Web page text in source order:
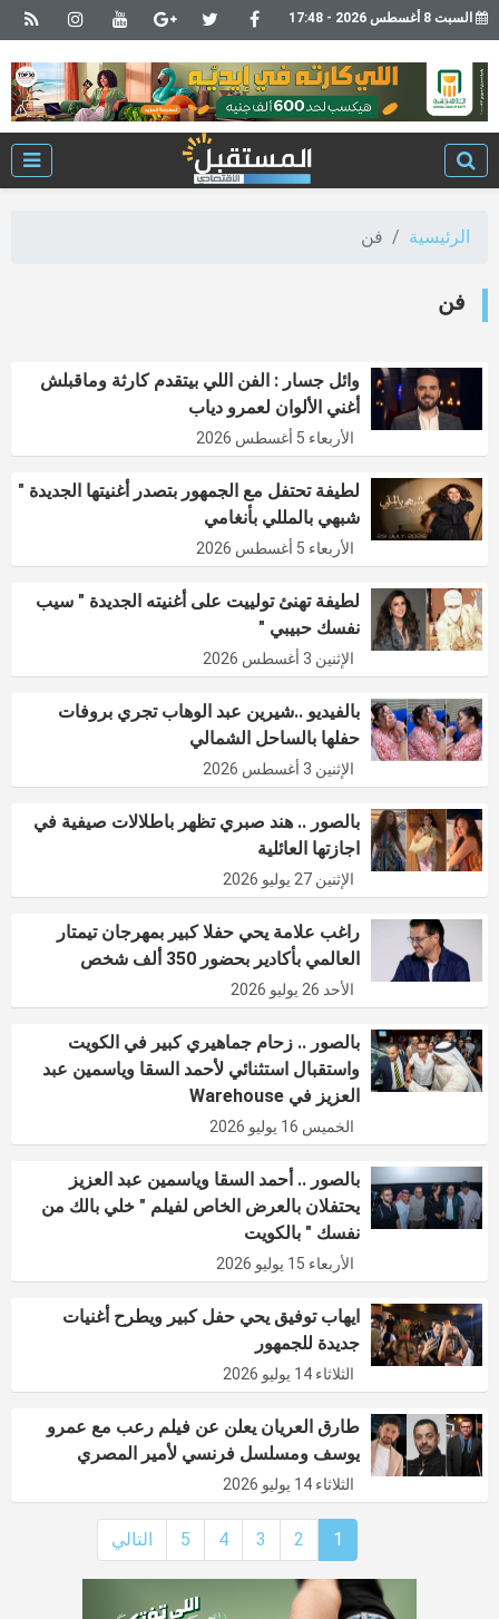
السبت 8 أغسطس 2026 - 17:48
الرئيسية فن
فن
وائل جسار : الفن اللي بيتقدم كارثة وماقبلش
أغني الألوان لعمرو دياب
الأربعاء 5 أغسطس 2026
لطيفة تحتفل مع الجمهور بتصدر أغنيتها الجديدة "
شبهي بالمللي بأنغامي
الأربعاء 5 أغسطس 2026
لطيفة تهنئ تولييت على أغنيته الجديدة " سيب
نفسك حبيبي "
الإثنين 3 أغسطس 2026
بالفيديو ..شيرين عبد الوهاب تجري بروفات
حفلها بالساحل الشمالي
الإثنين 3 أغسطس 2026
بالصور .. هند صبري تظهر باطلالات صيفية في
اجازتها العائلية
الإثنين 27 يوليو 2026
راغب علامة يحي حفلا كبير بمهرجان تيمتار
العالمي بأكادير بحضور 350 ألف شخص
الأحد 26 يوليو 2026
بالصور .. زحام جماهيري كبير في الكويت
واستقبال استثنائي لأحمد السقا وياسمين عبد
العزيز في Warehouse
الخميس 16 يوليو 2026
بالصور .. أحمد السقا وياسمين عبد العزيز
يحتفلان بالعرض الخاص لفيلم " خلي بالك من
نفسك " بالكويت
الأربعاء 15 يوليو 2026
ايهاب توفيق يحي حفل كبير ويطرح أغنيات
جديدة للجمهور
الثلاثاء 14 يوليو 2026
طارق العريان يعلن عن فيلم رعب مع عمرو
يوسف ومسلسل فرنسي لأمير المصري
الثلاثاء 14 يوليو 2026
1
2
3
4
5 التالي